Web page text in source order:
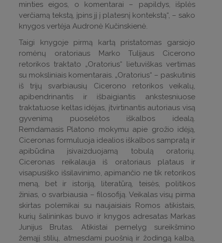
minties eigos, o komentarai – papildys, išplės
verčiamą tekstą, įpins jį į platesnį kontekstą“, – sako
knygos vertėja Audronė Kučinskienė.
Taigi knygoje pirmą kartą pristatomas garsiojo
romėnų oratoriaus Marko Tulijaus Cicerono
retorikos traktato „Oratorius“ lietuviškas vertimas
su moksliniais komentarais. „Oratorius“ – paskutinis
iš trijų svarbiausių Cicerono retorikos veikalų,
apibendrinantis ir išbaigiantis ankstesniuose
traktatuose keltas idėjas, įtvirtinantis autoriaus visą
gyvenimą puoselėtos iškalbos idealą.
Remdamasis Platono mokymu apie grožio idėją,
Ciceronas formuluoja idealios iškalbos sampratą ir
apibūdina įsivaizduojamą tobulą oratorių.
Ciceronas reikalauja iš oratoriaus plataus ir
visapusiško išsilavinimo, apimančio ne tik retorikos
meną, bet ir istoriją, literatūrą, teisės, politikos
žinias, o svarbiausia – filosofiją. Veikalas visų pirma
skirtas polemikai su naujaisiais Romos atikistais,
kurių šalininkas buvo ir knygos adresatas Markas
Junijus Brutas. Atikistai pernelyg sureikšmino
žemąjį stilių, atmesdami puošnią ir žodingą kalbą,